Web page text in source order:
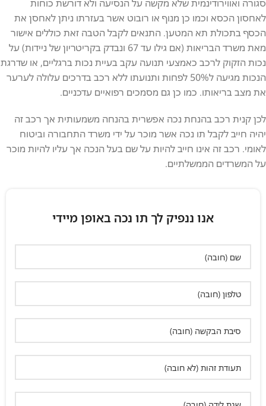
סגורה ואווירודינמיתשלא מקשה על הנסיעה ולא דורשת כוחות
לאחסון הכסא וכמו כן מנוף או רובוט אשרבעזרתו ניתןלאחסן את
הכסףבתכולת תא המטען. התנאים לקבל הטבה זאת כוללים אישור
מאת משרד הבריאות (אם גילו עד ונבדק בקריטריוןשל ניידות)על
נכות הזקוק לרכב כאמצעי תנועה עקבבעיית נכותברגליים, או שדרגת
הנכות מגיעה ל50% לפחות ותנועתו ללא רכבבדרכים עלולה לערער
את מצבבריאותו. כמו כן גם מסמכים רפואיים עדכניים.
לכן קנית רכב בהנחת נכה אפשרית בהנחה משמעותית אך רכב זה
יהיה חייב לקבל תו נכה אשר מוכר על ידי משרד התחבורה וביטוח
לאומי. רכב זה אינו חייב להיות על שם בעל הנכה אך עליו להיות מוכר
על המשרדים הממשלתיים.
אנו ננפיק לך תו נכה באופן מיידי